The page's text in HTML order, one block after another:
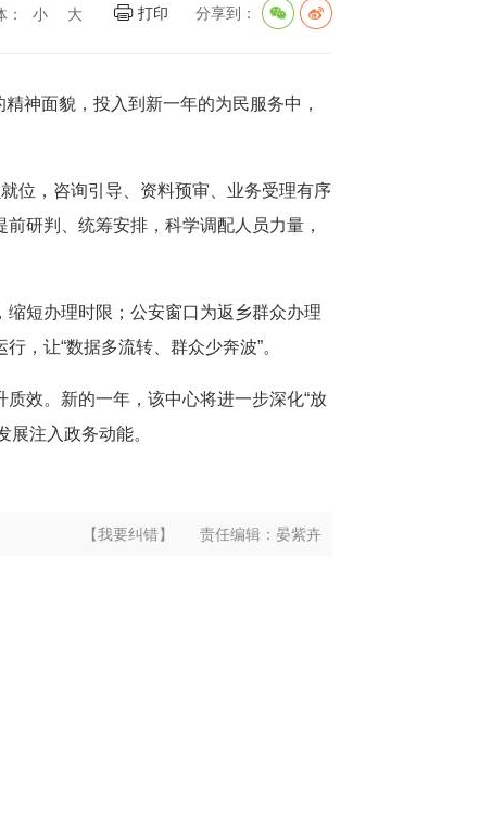
分享到：
打印
： 小 大
神面貌，投入到新一年的为民服务中，
位，咨询引导、资料预审、业务受理有序
研判、统筹安排，科学调配人员力量，
短办理时限；公安窗口为返乡群众办理
，让“数据多流转、群众少奔波”。
效。新的一年，该中心将进一步深化“放
展注入政务动能。
【我要纠错】 责任编辑： 晏紫卉